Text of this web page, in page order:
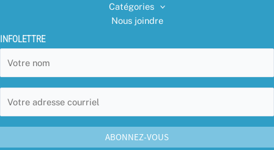
Catégories
Nous joindre
INFOLETTRE